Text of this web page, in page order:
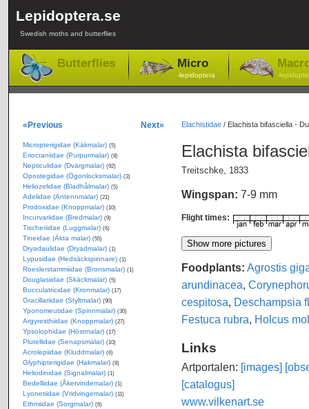
Lepidoptera.se
Swedish moths and butterflies
Butterflies Micro
-lepidoptera -
Elachistidae/ Elachista bifasciella -
Elachista
Treitschke, 1833
Wingspan: 7-9 mm
Flight times:
Foodplants: Agrostis
arundinacea,
cespitosa, Deschampsia
Festuca rubra, Holcus
Links
Artportalen: [images]
[catalogus]
www.vilkenart.se
«Previous Next»
Micropterigidae (Käkmalar) (5)
Eriocraniidae (Purpurmalar) (8)
Nepticulidae (Dvärgmalar) (92)
Opostegidae (Ögonlocksmalar) (3)
Heliozelidae (Bladhålmalar) (5)
Adelidae (Antennmalar) (21)
Prodoxidae (Knoppmalar) (10)
Incurvariidae (Bredmalar) (9)
Tischeriidae (Luggmalar) (6)
Tineidae (Äkta malar) (55)
Dryadaulidae (Dryadmalar) (1)
Lypusidae (Hedsäckspinnare) (1)
Roeslerstammiidae (Bronsmalar) (1)
Douglasiidae (Skäckmalar) (5)
Bucculatricidae (Kronmalar) (17)
Gracillariidae (Styltmalar) (90)
Yponomeutidae (Spinnmalar) (30)
Argyresthiidae (Knoppmalar) (27)
Ypsolophidae (Höstmalar) (17)
Plutellidae (Senapsmalar) (10)
Acrolepiidae (Kluddmalar) (6)
Glyphipterigidae (Hakmalar) (8)
Heliodinidae (Signalmalar) (1)
Bedelliidae (Åkervindemalar) (1)
Lyonetiidae (Vridvingemalar) (11)
Ethmiidae (Sorgmalar) (6)